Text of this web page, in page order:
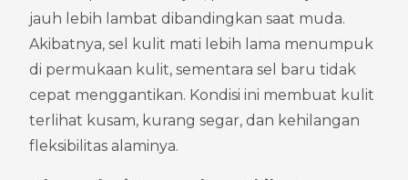
jauh lebih lambat dibandingkan saat muda.
Akibatnya, sel kulit mati lebih lama menumpuk
di permukaan kulit, sementara sel baru tidak
cepat menggantikan. Kondisi ini membuat kulit
terlihat kusam, kurang segar, dan kehilangan
fleksibilitas alaminya.